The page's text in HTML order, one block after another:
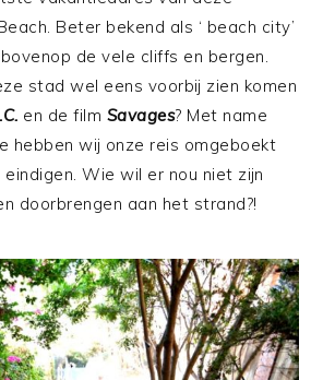
Beter bekend als ‘ beach city’
de vele cliffs en bergen.
stad wel eens voorbij zien komen
en de film Savages? Met name
hebben wij onze reis omgeboekt
eindigen. Wie wil er nou niet zijn
doorbrengen aan het strand?!